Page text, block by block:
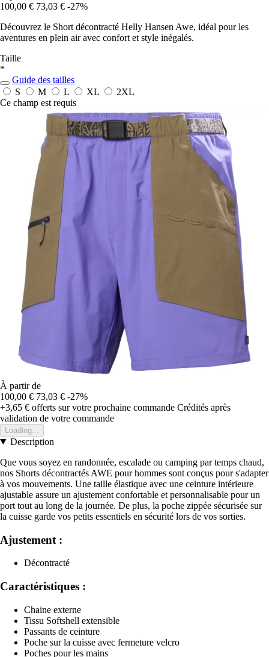
100,00 € 73,03 € -27%
Découvrez le Short décontracté Helly Hansen Awe, idéal pour les
aventures en plein air avec confort et style inégalés.
Taille
*
Guide des tailles
S
M L XL
2XL
Ce champ est requis
À partir de
100,00 € 73,03 € -27%
+3,65 € offerts sur votre prochaine commande Crédités après
validation de votre commande
Loading...
Description
Que vous soyez en randonnée, escalade ou camping par temps chaud,
nos Shorts décontractés AWE pour hommes sont conçus pour s'adapter
à vos mouvements. Une taille élastique avec une ceinture intérieure
ajustable assure un ajustement confortable et personnalisable pour un
port tout au long de la journée. De plus, la poche zippée sécurisée sur
la cuisse garde vos petits essentiels en sécurité lors de vos sorties.
Ajustement :
Décontracté
Caractéristiques :
Chaine externe
Tissu Softshell extensible
Passants de ceinture
Poche sur la cuisse avec fermeture velcro
Poches pour les mains